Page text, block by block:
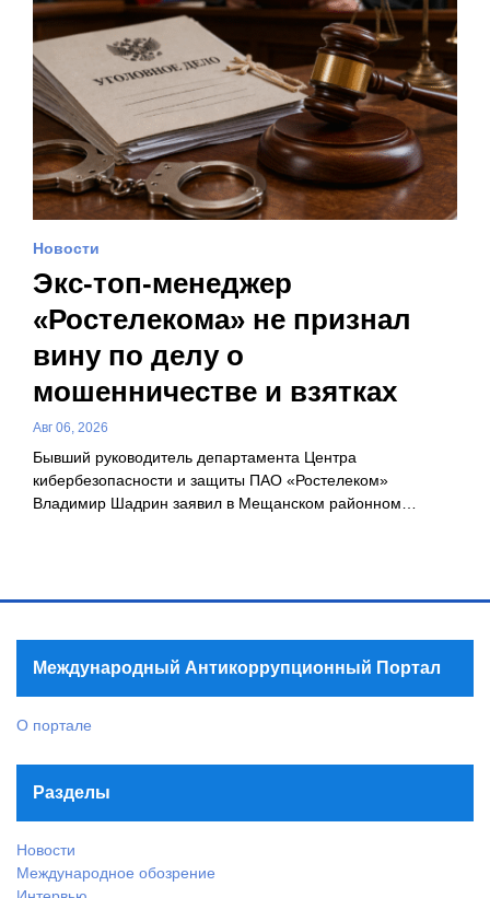
Новости
Экс-топ-менеджер
«Ростелекома» не признал
вину по делу о
мошенничестве и взятках
Авг 06, 2026
Бывший руководитель департамента Центра
кибербезопасности и защиты ПАО «Ростелеком»
Владимир Шадрин заявил в Мещанском районном…
Международный Антикоррупционный Портал
О портале
Разделы
Новости
Международное обозрение